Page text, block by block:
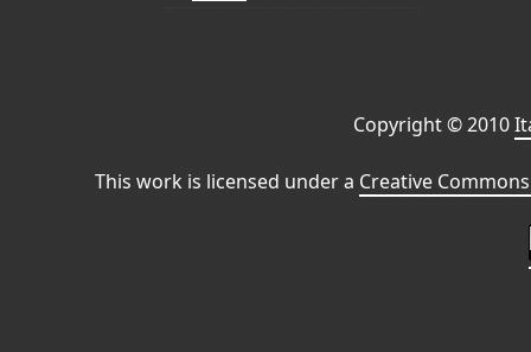
Copyright © 2010
This work is licensed under a Creative